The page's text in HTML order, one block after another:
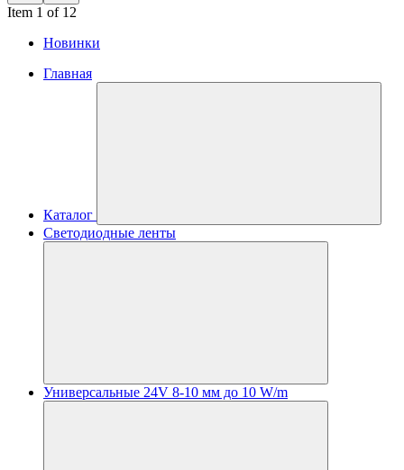
Item 1 of 12
Новинки
Главная
Каталог
Светодиодные ленты
Универсальные 24V 8-10 мм до 10 W/m